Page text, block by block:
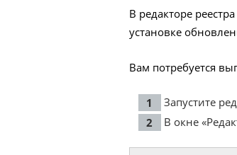
В редакторе
установке
Вам потребуется
Запустите
В окне